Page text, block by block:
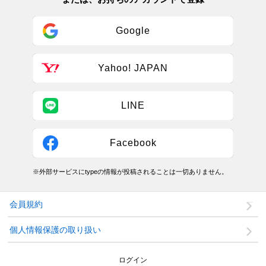
Google
Yahoo! JAPAN
LINE
Facebook
※外部サービスにtypeの情報が投稿されることは一切ありません。
会員規約
個人情報保護の取り扱い
ログイン